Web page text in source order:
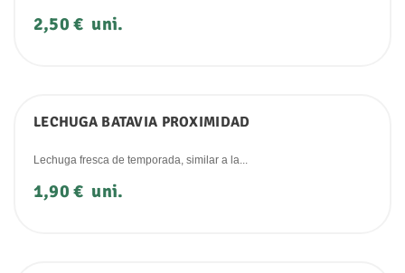
Precio
2,50 € uni.
LECHUGA BATAVIA PROXIMIDAD
Lechuga fresca de temporada, similar a la...
Precio
1,90 € uni.